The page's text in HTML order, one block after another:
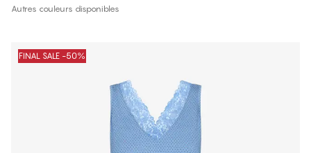
Autres couleurs disponibles
FINAL SALE -50%